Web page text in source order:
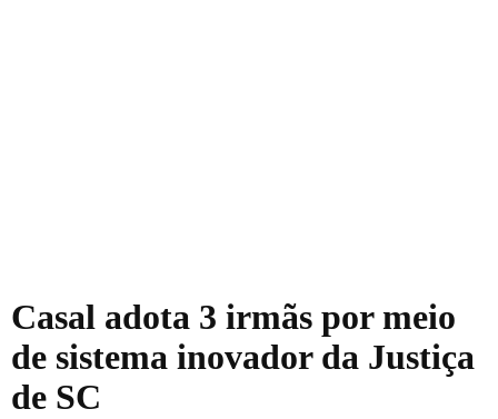
Casal adota 3 irmãs por meio
de sistema inovador da Justiça
de SC